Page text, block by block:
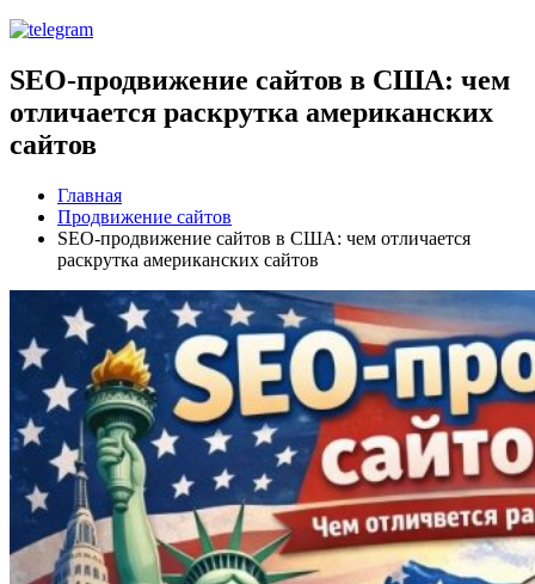
SEO-продвижение сайтов в США: чем
отличается раскрутка американских
сайтов
Главная
Продвижение сайтов
SEO-продвижение сайтов в США: чем отличается
раскрутка американских сайтов